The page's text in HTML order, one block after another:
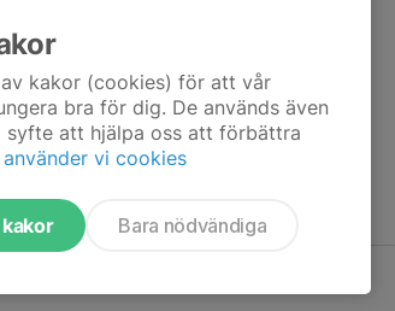
kakor (cookies) för att vår
bra för dig. De används även
syfte att hjälpa oss att förbättra
använder vi cookies
Bara nödvändiga